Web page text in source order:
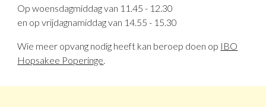
Op woensdagmiddag van 11.45 - 12.30
en op vrijdagnamiddag van 14.55 - 15.30
Wie meer opvang nodig heeft kan beroep doen op IBO
Hopsakee Poperinge